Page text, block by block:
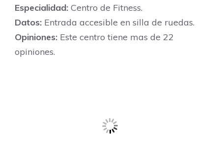
Especialidad: Centro de Fitness.
Datos: Entrada accesible en silla de ruedas.
Opiniones: Este centro tiene mas de 22
opiniones.